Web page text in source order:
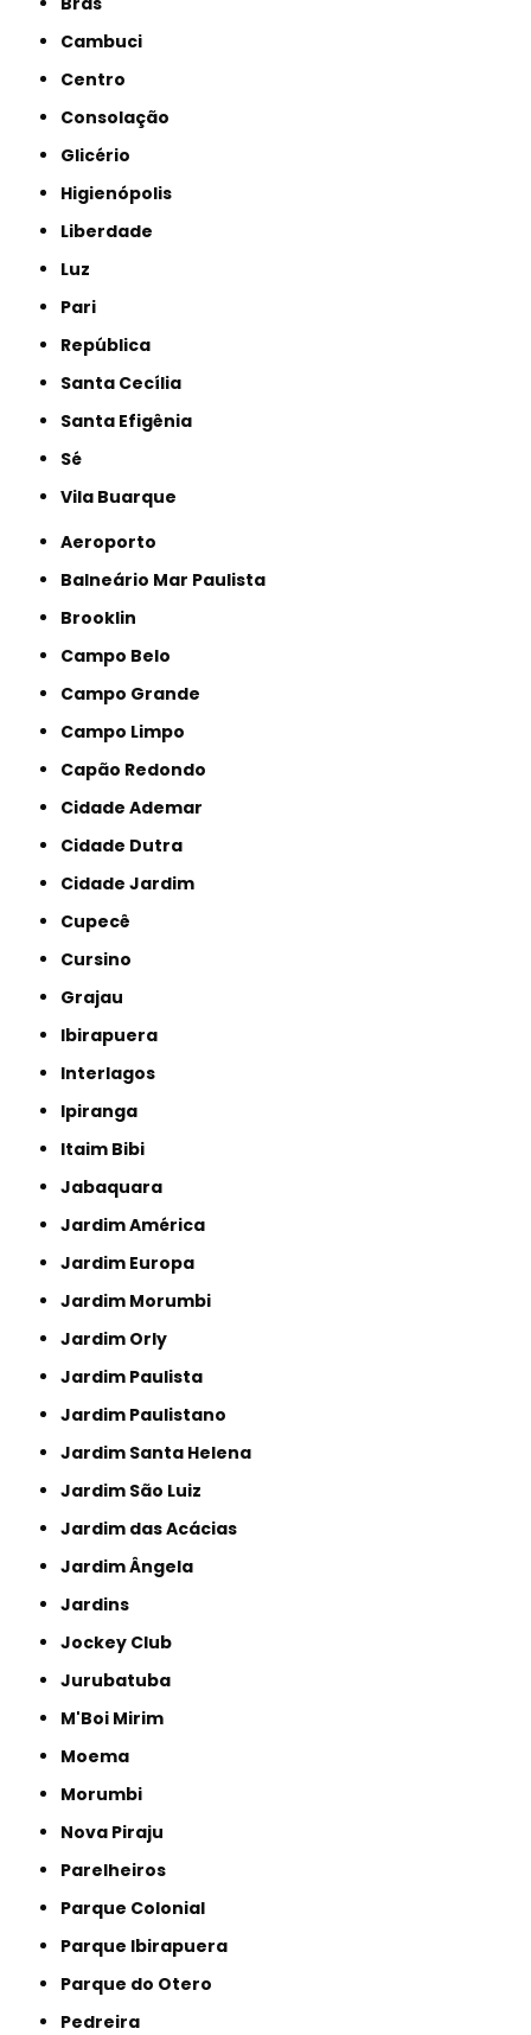
Cambuci
Centro
Consolação
Glicério
Higienópolis
Liberdade
Luz
Pari
República
Santa Cecília
Santa Efigênia
Sé
Vila Buarque
Aeroporto
Balneário Mar Paulista
Brooklin
Campo Belo
Campo Grande
Campo Limpo
Capão Redondo
Cidade Ademar
Cidade Dutra
Cidade Jardim
Cupecê
Cursino
Grajau
Ibirapuera
Interlagos
Ipiranga
Itaim Bibi
Jabaquara
Jardim América
Jardim Europa
Jardim Morumbi
Jardim Orly
Jardim Paulista
Jardim Paulistano
Jardim Santa Helena
Jardim São Luiz
Jardim das Acácias
Jardim Ângela
Jardins
Jockey Club
Jurubatuba
M'Boi Mirim
Moema
Morumbi
Nova Piraju
Parelheiros
Parque Colonial
Parque Ibirapuera
Parque do Otero
Pedreira